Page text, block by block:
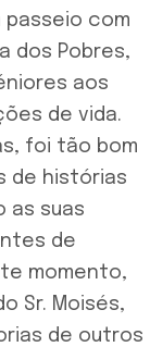
passeio com
dos Pobres,
aos
de vida.
foi tão bom
de histórias
as suas
de
momento,
Sr. Moisés,
de outros